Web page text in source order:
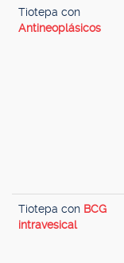
Tiotepa con
Antineoplásicos
Tiotepa con BCG
intravesical